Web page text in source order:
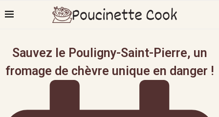
Sauvez le Pouligny-Saint-Pierre, un
fromage de chèvre unique en danger !